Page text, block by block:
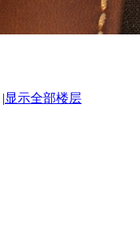
|显示全部楼层